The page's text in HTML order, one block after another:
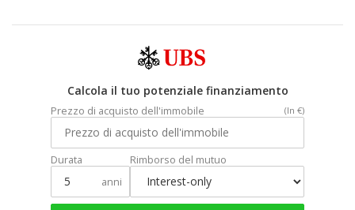
Calcola il tuo potenziale finanziamento
Prezzo di acquisto dell'immobile (In €)
Durata
anni
Rimborso del mutuo